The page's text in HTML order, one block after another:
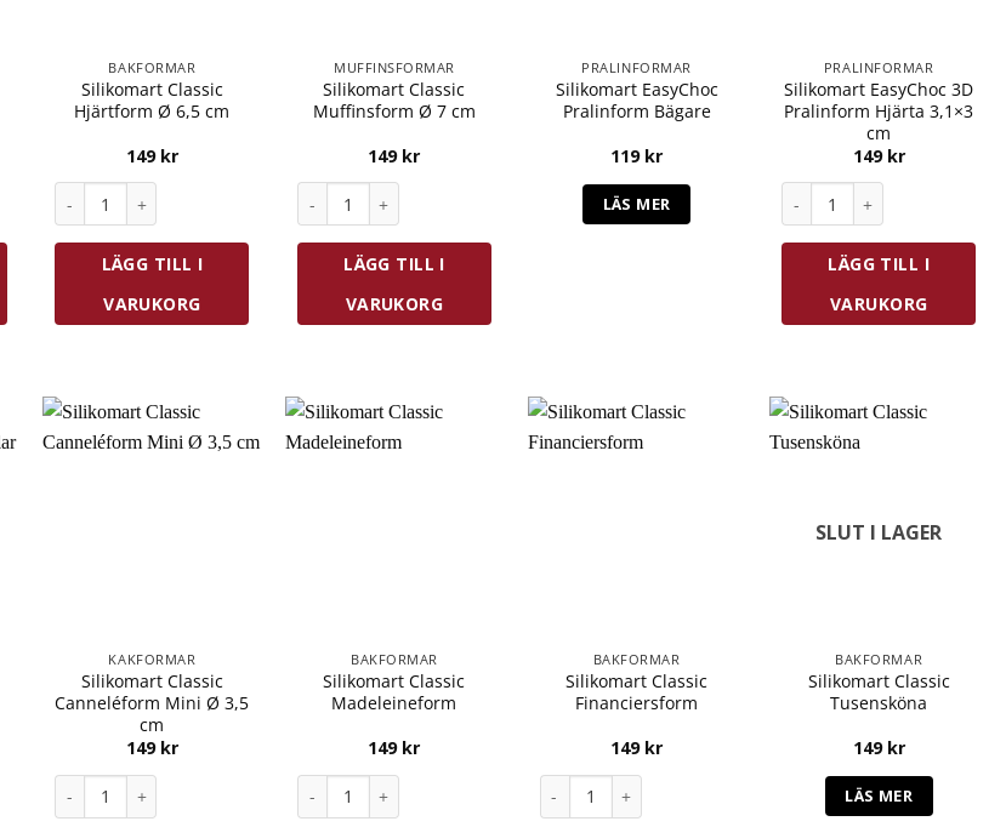
BAKFORMAR
Silikomart Classic
Hjärtform Ø 6,5 cm
149 kr
LÄGG TILL I
VARUKORG
MUFFINSFORMAR
Silikomart Classic
Muffinsform Ø 7 cm
149 kr
Silikomart Classic Muffinsform Ø 7 cm mängd
LÄGG TILL I
VARUKORG
PRALINFORMAR
Silikomart EasyChoc
Pralinform Bägare
119 kr
LÄS MER
PRALINFORMAR
Silikomart EasyChoc 3D
Pralinform Hjärta 3,1×3
cm
149 kr
LÄGG TILL I
VARUKORG
KAKFORMAR
Silikomart Classic
Canneléform Mini Ø 3,5
cm
149 kr
Silikomart Classic Canneléform Mini Ø 3,5 cm mängd
BAKFORMAR
Silikomart Classic
Madeleineform
149 kr
Silikomart Classic Madeleineform mängd
BAKFORMAR
Silikomart Classic
Financiersform
149 kr
Silikomart Classic Financiersform mängd
SLUT I LAGER
BAKFORMAR
Silikomart Classic
Tusensköna
149 kr
LÄS MER